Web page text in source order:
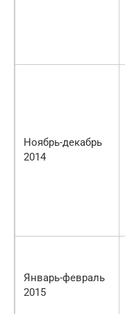
Ноябрь-декабрь
2014
Январь-февраль
2015